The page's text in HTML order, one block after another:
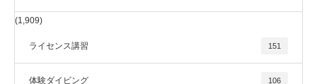
(1,909)
ライセンス講習 151
体験ダイビング 106